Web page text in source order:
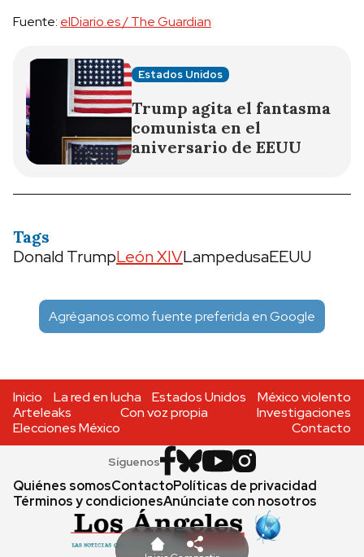
Fuente: elDiario.es / The Guardian
Estados Unidos
Trump agita el fantasma
comunista en el
aniversario de EEUU
Tags
Donald TrumpLeón XIVLampedusaEEUU
Agréganos como fuente preferida en Google
Inicio La red en lucha Estados Unidos
México violento
Arteleaks
Con voz propia
Investigaciones
Elecciones México
Contacto
Síguenos
Quiénes somosContactoPolíticas de privacidad
Términos y condicionesAnúnciate con nosotros